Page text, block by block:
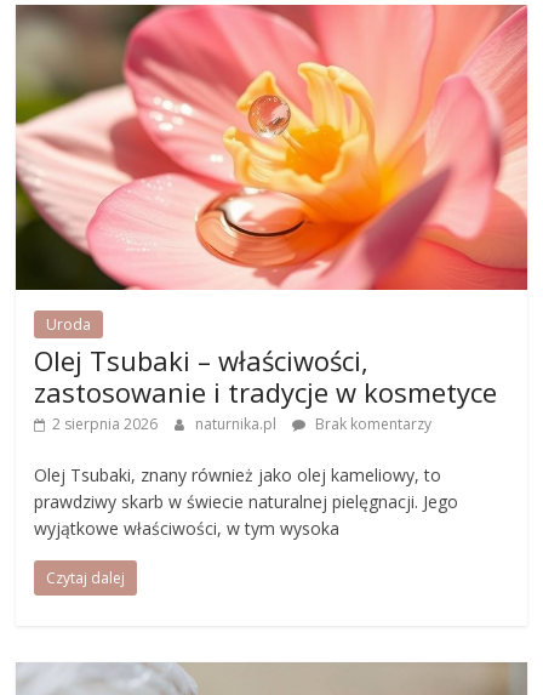
Uroda
Olej Tsubaki – właściwości,
zastosowanie i tradycje w kosmetyce
2 sierpnia 2026 naturnika.pl Brak komentarzy
Olej Tsubaki, znany również jako olej kameliowy, to
prawdziwy skarb w świecie naturalnej pielęgnacji. Jego
wyjątkowe właściwości, w tym wysoka
Czytaj dalej